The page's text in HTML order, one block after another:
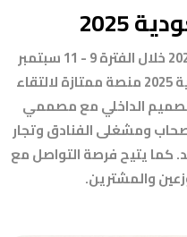
سيقام معرض اندكس السعودية 2025 خلال الفترة 9 - 11 سبتمبر
2025، يعتبر معرض اندكس السعودية 2025 منصة ممتازة لالتقاء
الداخلي مع مصممي
ومشغلى الفنادق وتجار
كما يتيح فرصة التواصل مع
والمشترين.